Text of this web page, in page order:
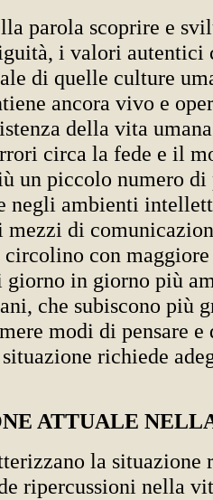
parola scoprire e
i valori autentici
di quelle culture
ancora vivo e
della vita
circa la fede e il
un piccolo numero di
negli ambienti
mezzi di
circolino con
giorno in giorno più
che subiscono più
modi di pensare
richiede
ATTUALE
la situazione
ripercussioni nella